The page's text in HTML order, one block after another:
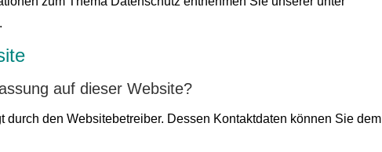
auf dieser Website?
den Websitebetreiber. Dessen Kontaktdaten können Sie dem